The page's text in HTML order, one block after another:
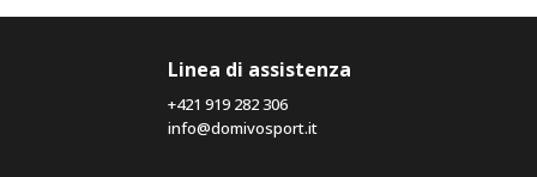
Linea di assistenza
+421 919 282 306
info@domivosport.it